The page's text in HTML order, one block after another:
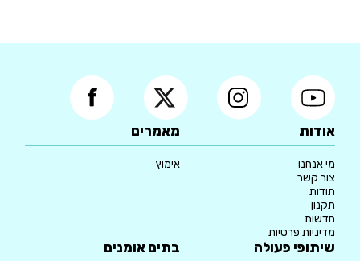
אודות
מי אנחנו
צור קשר
תודות
תקנון
חדשות
מדיניות פרטיות
מאמרים
אימוץ
שיתופי פעולה בתים אומנים